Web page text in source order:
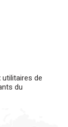
utilitaires de
du